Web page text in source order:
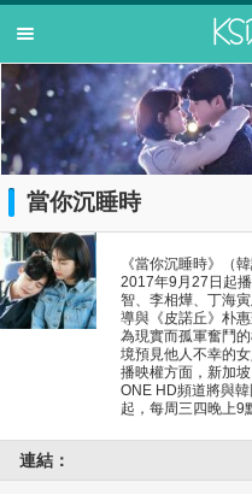
當你沉睡時
《當你沉睡時》（
2017年9月27日起
智、李相燁、丁海
導與《皮諾丘》朴
為現實而孤軍奮鬥
境預見他人不幸的
播映權方面，新加
ONE HD頻道將與
起，每周三四晚上9
連結：